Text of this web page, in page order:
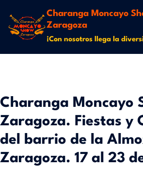
Charanga Moncayo
Zaragoza
¡Con nosotros llega la
Charanga Moncayo
Zaragoza. Fiestas y
del barrio de la
Zaragoza. 17 al 23